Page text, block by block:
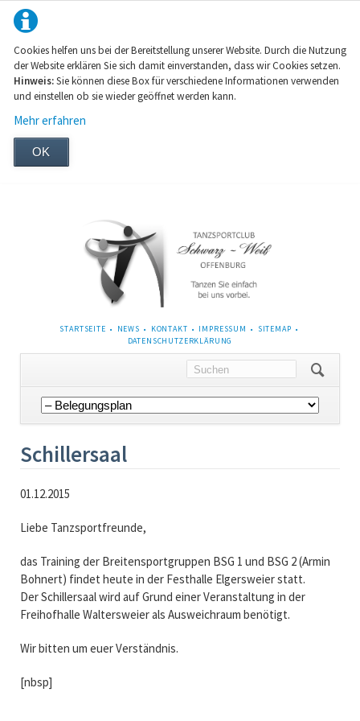
Cookies helfen uns bei der Bereitstellung unserer Website. Durch die Nutzung
der Website erklären Sie sich damit einverstanden, dass wir Cookies setzen.
Hinweis:Sie können diese Box für verschiedene Informationen verwenden
und einstellen ob sie wieder geöffnet werden kann.
Mehr erfahren
OK
NAVIGATION
STARTSEITE NEWS KONTAKT IMPRESSUM
SITEMAP
DATENSCHUTZERKLÄRUNG
Navigation
überspringen
Schillersaal
01.12.2015
Liebe Tanzsportfreunde,
das Training der Breitensportgruppen BSG 1 und BSG 2 (Armin
Bohnert) findet heute in der Festhalle Elgersweier statt.
Der Schillersaal wird auf Grund einer Veranstaltung in der
Freihofhalle Waltersweier als Ausweichraum benötigt.
Wir bitten um euer Verständnis.
[nbsp]